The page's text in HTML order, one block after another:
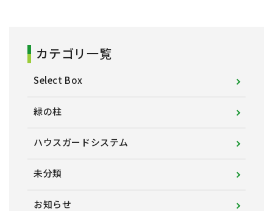
カテゴリ一覧
Select Box
緑の柱
ハウスガードシステム
未分類
お知らせ